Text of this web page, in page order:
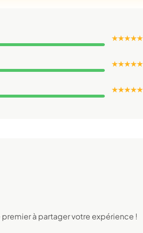
★ ★ ★ ★ ★
★ ★ ★ ★ ★
★ ★ ★ ★ ★
à partager votre expérience !